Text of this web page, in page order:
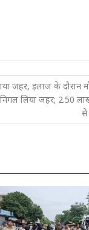
जहर, इलाज के दौरान
लिया जहर; 2.50
से